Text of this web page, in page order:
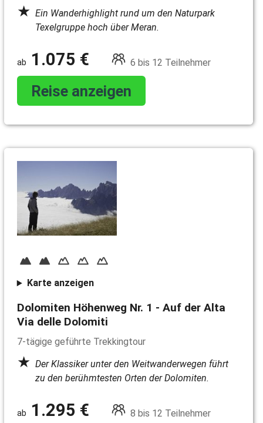
Ein Wanderhighlight rund um den Naturpark
Texelgruppe hoch über Meran.
1.075 € 6 bis 12 Teilnehmer
Reise anzeigen
Karte anzeigen
Dolomiten Höhenweg Nr. 1 - Auf der Alta
Via delle Dolomiti
7-tägige geführte Trekkingtour
Der Klassiker unter den Weitwanderwegen führt
zu den berühmtesten Orten der Dolomiten.
1.295 € 8 bis 12 Teilnehmer